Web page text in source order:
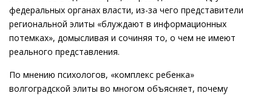
федеральных органах власти, из-за чего представители
региональной элиты «блуждают в информационных
потемках», домысливая и сочиняя то, о чем не имеют
реального представления.
По мнению психологов, «комплекс ребенка»
волгоградской элиты во многом объясняет, почему